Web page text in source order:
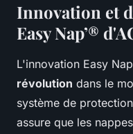
Innovation et
Easy Nap’®
L'innovation Easy
révolution dans le
système de
assure que les